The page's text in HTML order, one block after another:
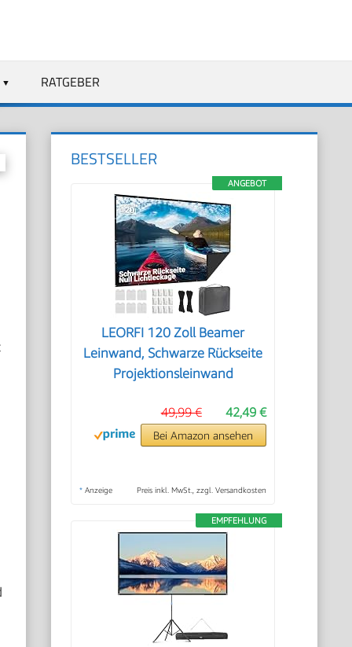
RATGEBER
BESTSELLER
ANGEBOT
LEORFI 120 Zoll Beamer
Leinwand, Schwarze Rückseite
Projektionsleinwand
42,49 €
49,99 €
Bei Amazon ansehen
* Anzeige Preis inkl. MwSt., zzgl. Versandkosten
EMPFEHLUNG